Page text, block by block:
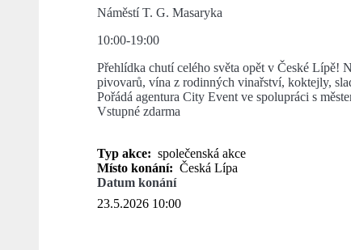
Náměstí T. G. Masaryka
10:00-19:00
Přehlídka chutí celého světa opět v České Lípě!
pivovarů, vína z rodinných vinařství, koktejly,
Pořádá agentura City Event ve spolupráci s
Vstupné zdarma
Typ akce: společenská akce
Místo konání: Česká Lípa
Datum konání
23.5.2026 10:00